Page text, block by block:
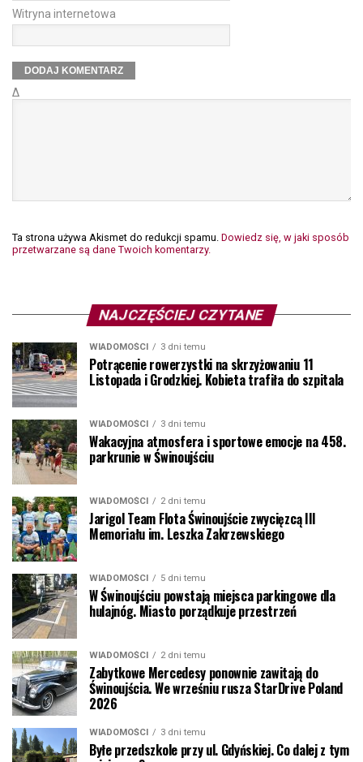
Witryna internetowa
Δ
Ta strona używa Akismet do redukcji spamu. Dowiedz się, w jaki sposób
przetwarzane są dane Twoich komentarzy.
NAJCZĘŚCIEJ CZYTANE
WIADOMOŚCI 3 dni temu
Potrącenie rowerzystki na skrzyżowaniu 11
Listopada i Grodzkiej. Kobieta trafiła do szpitala
WIADOMOŚCI 3 dni temu
Wakacyjna atmosfera i sportowe emocje na 458.
parkrunie w Świnoujściu
WIADOMOŚCI 2 dni temu
Jarigol Team Flota Świnoujście zwycięzcą III
Memoriału im. Leszka Zakrzewskiego
WIADOMOŚCI 5 dni temu
W Świnoujściu powstają miejsca parkingowe dla
hulajnóg. Miasto porządkuje przestrzeń
WIADOMOŚCI 2 dni temu
Zabytkowe Mercedesy ponownie zawitają do
Świnoujścia. We wrześniu rusza StarDrive Poland
2026
WIADOMOŚCI 3 dni temu
Byłe przedszkole przy ul. Gdyńskiej. Co dalej z tym